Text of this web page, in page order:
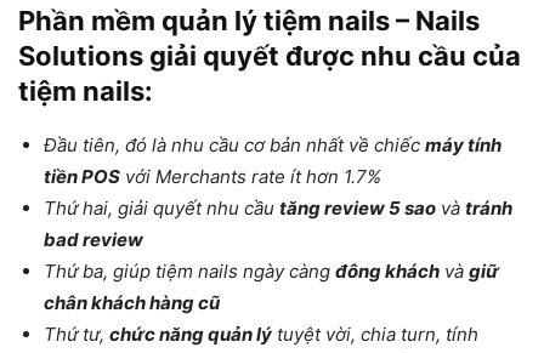
Phần mềm quản lý tiệm nails – Nails
Solutions giải quyết được nhu cầu của
tiệm nails:
Đầu tiên, đó là nhu cầu cơ bản nhất về chiếc máy tính
tiền POS với Merchants rate ít hơn 1.7%
Thứ hai, giải quyết nhu cầu tăng review 5 sao và tránh
bad review
Thứ ba, giúp tiệm nails ngày càng đông khách và giữ
chân khách hàng cũ
Thứ tư, chức năng quản lý tuyệt vời, chia turn, tính